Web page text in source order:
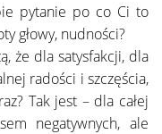
pytanie po co Ci to
głowy, nudności?
że dla satysfakcji, dla
radości i szczęścia,
Tak jest – dla całej
negatywnych, ale